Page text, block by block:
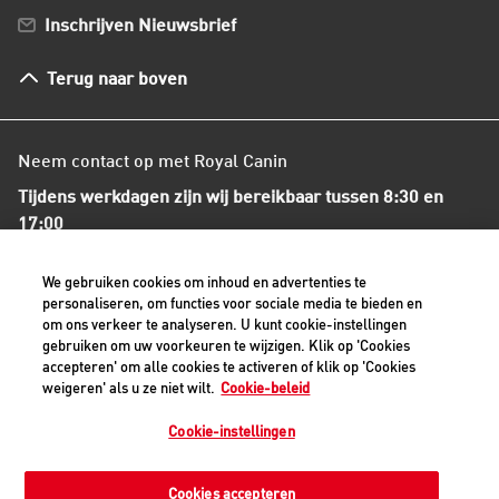
Inschrijven Nieuwsbrief
Terug naar boven
Verzenden
Algemene voorwaarden
Neem contact op met Royal Canin
Tijdens werkdagen zijn wij bereikbaar tussen 8:30 en
17:00
+31(0)413-318418
Contact met ons opnemen
Veilige betaalmethoden - alle bedragen zijn inclusief BTW
We gebruiken cookies om inhoud en advertenties te
personaliseren, om functies voor sociale media te bieden en
om ons verkeer te analyseren. U kunt cookie-instellingen
gebruiken om uw voorkeuren te wijzigen. Klik op 'Cookies
accepteren' om alle cookies te activeren of klik op 'Cookies
weigeren' als u ze niet wilt. Cookie-beleid
Cookie-instellingen
Cookies accepteren